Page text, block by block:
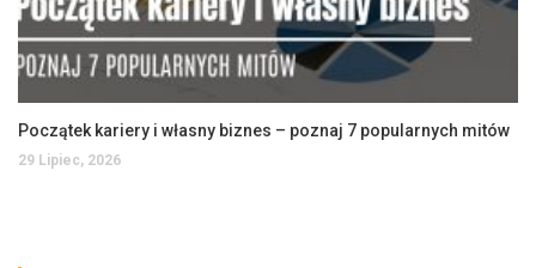
Początek kariery i własny biznes – poznaj 7 popularnych mitów
29 Lipiec, 2026